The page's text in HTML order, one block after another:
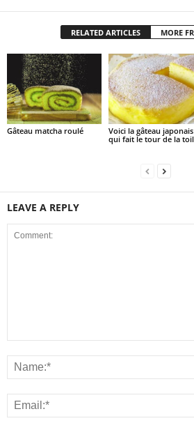
RELATED ARTICLES MORE
Gâteau matcha roulé
Voici la gâteau japonais
qui fait le tour de la
LEAVE A REPLY